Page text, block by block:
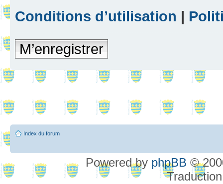
Conditions d’utilisation |
M’enregistrer
Index du forum
Powered by phpBB ©